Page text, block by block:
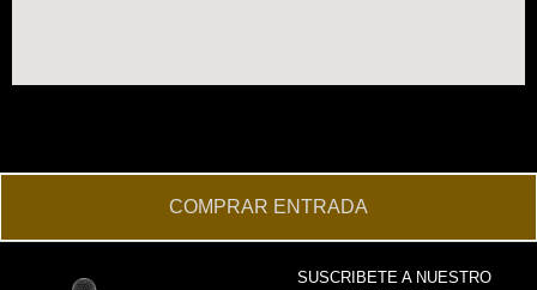
COMPRAR ENTRADA
SUSCRIBETE A NUESTRO